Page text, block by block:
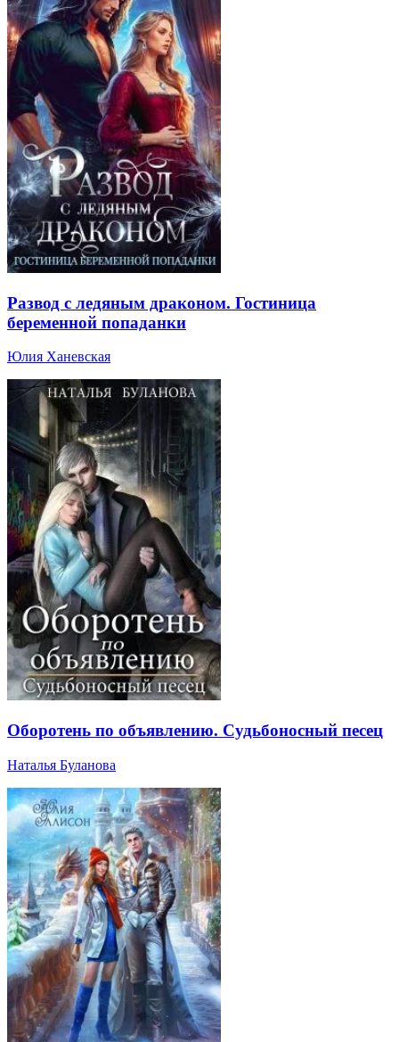
Развод с ледяным драконом. Гостиница
беременной попаданки
Юлия Ханевская
Оборотень по объявлению. Судьбоносный песец
Наталья Буланова